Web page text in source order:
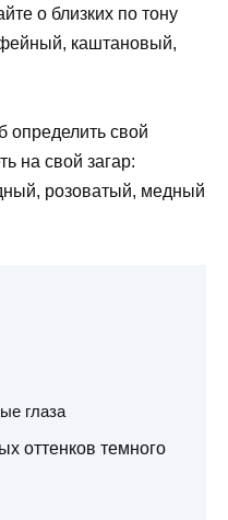
о близких по тону
каштановый,
определить свой
на свой загар:
розоватый, медный
глаза
оттенков темного